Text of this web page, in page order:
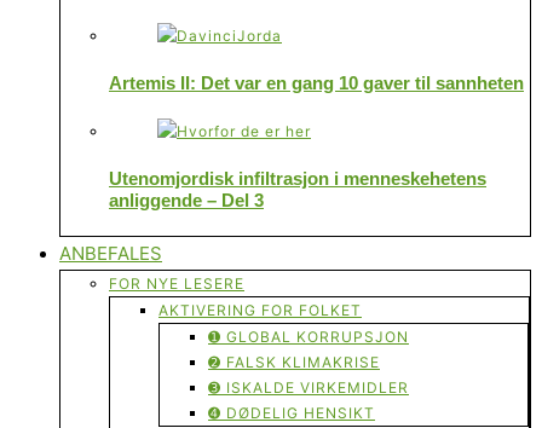
Artemis II: Det var en gang 10 gaver til sannheten
Utenomjordisk infiltrasjon i menneskehetens
anliggende – Del 3
ANBEFALES
FOR NYE LESERE
AKTIVERING FOR FOLKET
➊ GLOBAL KORRUPSJON
➋ FALSK KLIMAKRISE
➌ ISKALDE VIRKEMIDLER
➍ DØDELIG HENSIKT